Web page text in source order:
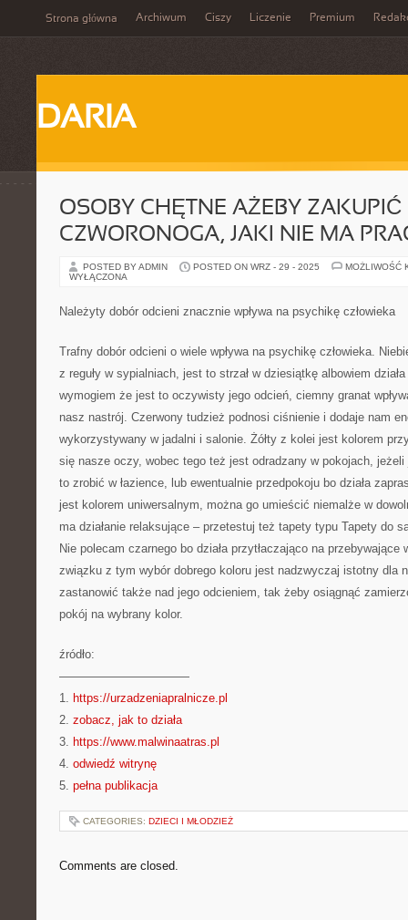
Strona główna Archiwum Ciszy Liczenie Premium
DARIA
OSOBY CHĘTNE AŻEBY ZAKUPIĆ
CZWORONOGA, JAKI NIE MA
POSTED BY ADMIN POSTED ON WRZ - 29 - 2025
MOŻLIWOŚĆ
WYŁĄCZONA
Należyty dobór odcieni znacznie wpływa na psychikę człowieka
Trafny dobór odcieni o wiele wpływa na psychikę człowieka.
z reguły w sypialniach, jest to strzał w dziesiątkę albowiem
wymogiem że jest to oczywisty jego odcień, ciemny granat
nasz nastrój. Czerwony tudzież podnosi ciśnienie i dodaje nam
wykorzystywany w jadalni i salonie. Żółty z kolei jest kolorem
się nasze oczy, wobec tego też jest odradzany w pokojach,
to zrobić w łazience, lub ewentualnie przedpokoju bo działa
jest kolorem uniwersalnym, można go umieścić niemalże w
ma działanie relaksujące – przetestuj też tapety typu Tapety do
Nie polecam czarnego bo działa przytłaczająco na przebywające
związku z tym wybór dobrego koloru jest nadzwyczaj istotny dla
zastanowić także nad jego odcieniem, tak żeby osiągnąć
pokój na wybrany kolor.
źródło:
———————————
1. https://urzadzeniapralnicze.pl
2. zobacz, jak to działa
3. https://www.malwinaatras.pl
4. odwiedź witrynę
5. pełna publikacja
CATEGORIES: DZIECI I MŁODZIEŻ
Comments are closed.